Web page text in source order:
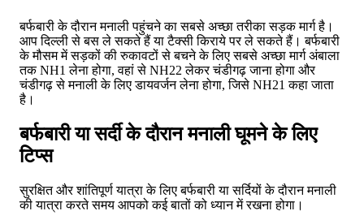
बर्फबारी के दौरान मनाली पहुंचने का सबसे अच्छा तरीका सड़क मार्ग है।
आप दिल्ली से बस ले सकते हैं या टैक्सी किराये पर ले सकते हैं। बर्फबारी
के मौसम में सड़कों की रुकावटों से बचने के लिए सबसे अच्छा मार्ग अंबाला
तक NH1 लेना होगा, वहां से NH22 लेकर चंडीगढ़ जाना होगा और
चंडीगढ़ से मनाली के लिए डायवर्जन लेना होगा, जिसे NH21 कहा जाता
है।
बर्फबारी या सर्दी के दौरान मनाली घूमने के लिए
टिप्स
सुरक्षित और शांतिपूर्ण यात्रा के लिए बर्फबारी या सर्दियों के दौरान मनाली
की यात्रा करते समय आपको कई बातों को ध्यान में रखना होगा।